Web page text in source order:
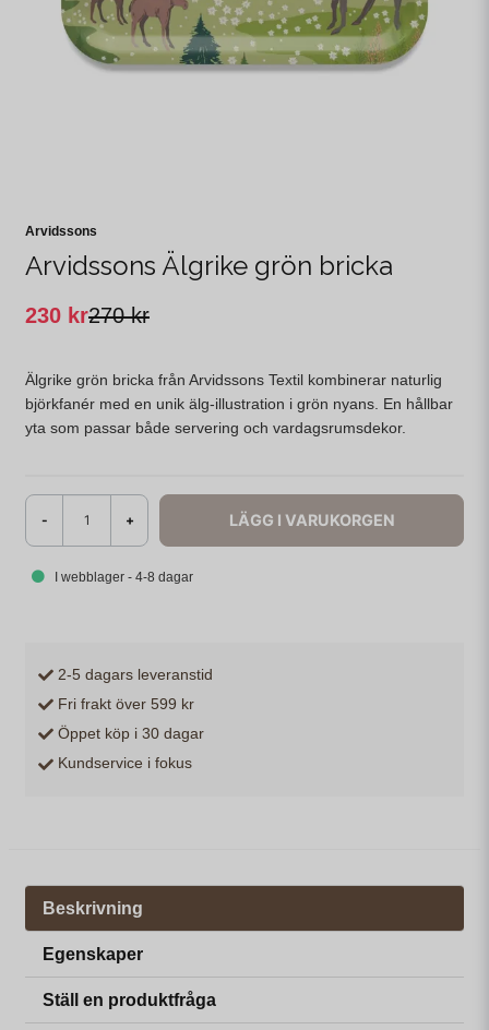
Arvidssons
Arvidssons Älgrike grön bricka
270 kr
230 kr
Älgrike grön bricka från Arvidssons Textil kombinerar naturlig
björkfanér med en unik älg-illustration i grön nyans. En hållbar
yta som passar både servering och vardagsrumsdekor.
- + LÄGG I VARUKORGEN
I webblager - 4-8 dagar
2-5 dagars leveranstid
Fri frakt över 599 kr
Öppet köp i 30 dagar
Kundservice i fokus
Beskrivning
Egenskaper
Ställ en produktfråga